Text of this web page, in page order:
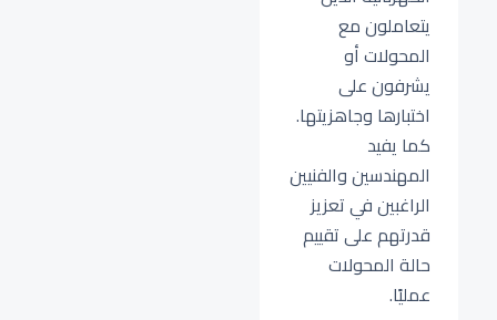
يتعاملون مع
المحولات أو
يشرفون على
اختبارها وجاهزيتها.
كما يفيد
المهندسين والفنيين
الراغبين في تعزيز
قدرتهم على تقييم
حالة المحولات
عمليًا.